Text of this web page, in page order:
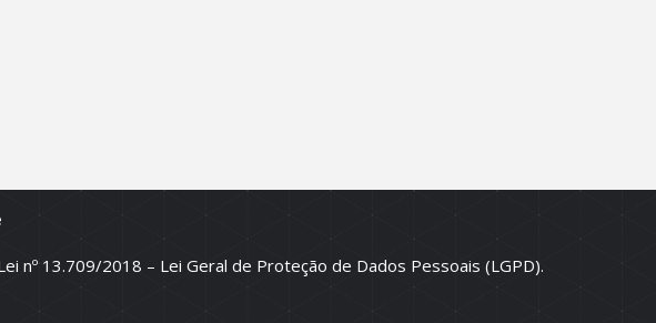
13.709/2018 – Lei Geral de Proteção de Dados Pessoais (LGPD).